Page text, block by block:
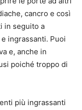
cancro e così
in seguito a
ingrassanti. Puoi
e, anche in
poiché troppo di
più ingrassanti